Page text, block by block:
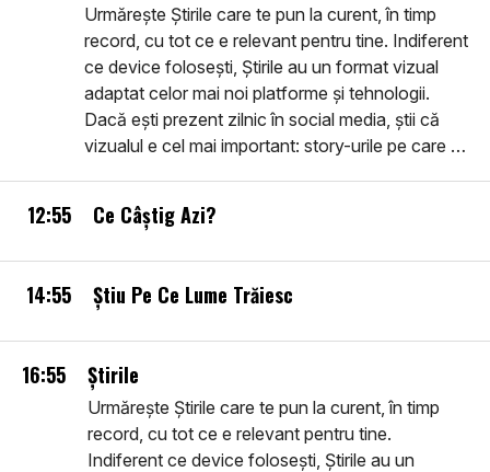
Urmărește Știrile care te pun la curent, în timp
record, cu tot ce e relevant pentru tine. Indiferent
ce device folosești, Știrile au un format vizual
adaptat celor mai noi platforme și tehnologii.
Dacă ești prezent zilnic în social media, știi că
vizualul e cel mai important: story-urile pe care le
ușor de urmărit. Intră în comunitatea smart: află
12:55 Ce Câștig Azi?
14:55 Știu Pe Ce Lume Trăiesc
16:55 Știrile
Urmărește Știrile care te pun la curent, în timp
record, cu tot ce e relevant pentru tine.
Indiferent ce device folosești, Știrile au un